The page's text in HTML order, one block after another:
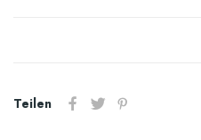
Teilen